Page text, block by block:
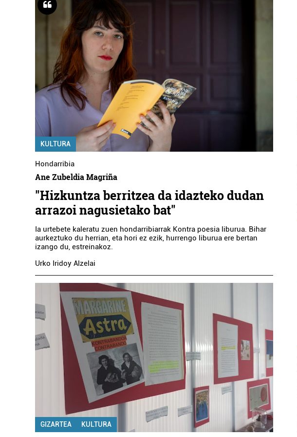
KULTURA
Hondarribia
Ane Zubeldia Magriña
"Hizkuntza berritzea da idazteko dudan
arrazoi nagusietako bat"
Ia urtebete kaleratu zuen hondarribiarrak Kontra poesia liburua. Bihar
aurkeztuko du herrian, eta hori ez ezik, hurrengo liburua ere bertan
izango du, estreinakoz.
Urko Iridoy Alzelai
GIZARTEA KULTURA